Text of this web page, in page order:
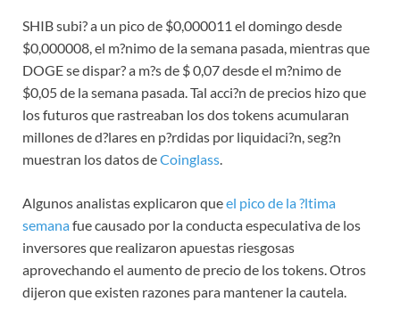
SHIB subi? a un pico de $0,000011 el domingo desde
$0,000008, el m?nimo de la semana pasada, mientras que
DOGE se dispar? a m?s de $ 0,07 desde el m?nimo de
$0,05 de la semana pasada. Tal acci?n de precios hizo que
los futuros que rastreaban los dos tokens acumularan
millones de d?lares en p?rdidas por liquidaci?n, seg?n
muestran los datos deCoinglass.
Algunos analistas explicaron queel pico de la ?ltima
semanafue causado por la conducta especulativa de los
inversores que realizaron apuestas riesgosas
aprovechando el aumento de precio de los tokens. Otros
dijeron que existen razones para mantener la cautela.